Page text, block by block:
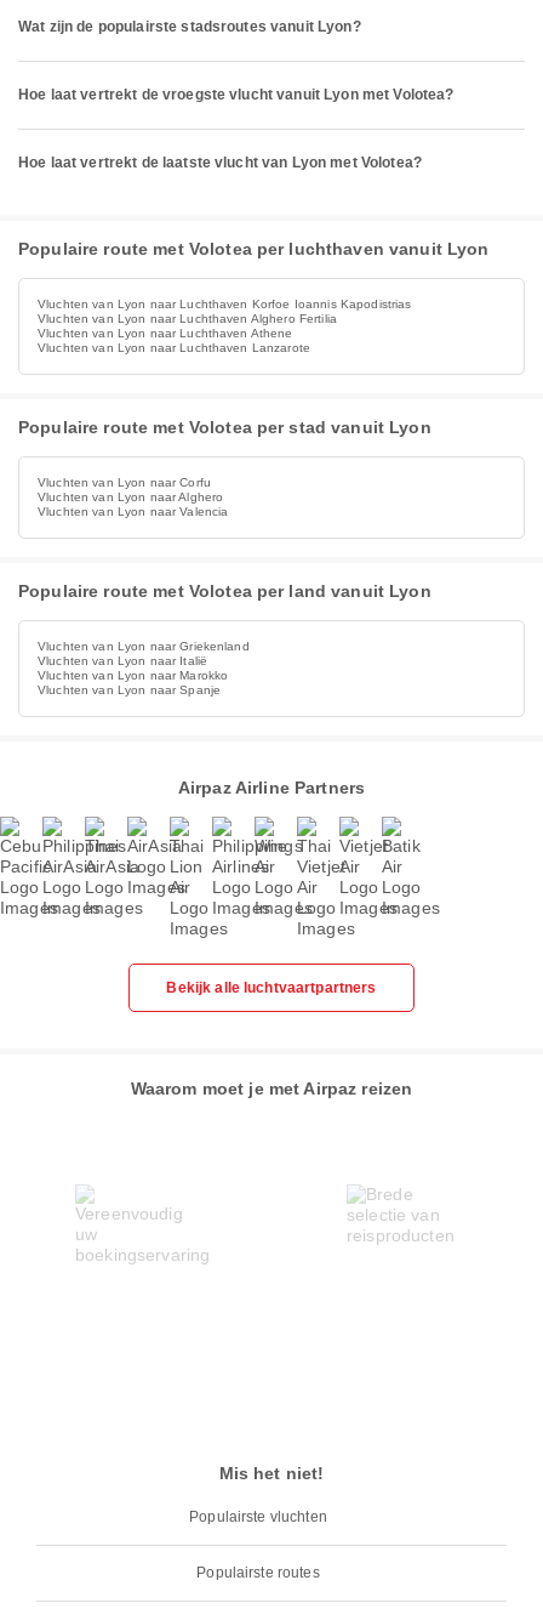
Wat zijn de populairste stadsroutes vanuit Lyon?
Hoe laat vertrekt de vroegste vlucht vanuit Lyon met Volotea?
Hoe laat vertrekt de laatste vlucht van Lyon met Volotea?
Populaire route met Volotea per luchthaven vanuit Lyon
Vluchten van Lyon naar Luchthaven Korfoe Ioannis Kapodistrias
Vluchten van Lyon naar Luchthaven Alghero Fertilia
Vluchten van Lyon naar Luchthaven Athene
Vluchten van Lyon naar Luchthaven Lanzarote
Populaire route met Volotea per stad vanuit Lyon
Vluchten van Lyon naar Corfu
Vluchten van Lyon naar Alghero
Vluchten van Lyon naar Valencia
Populaire route met Volotea per land vanuit Lyon
Vluchten van Lyon naar Griekenland
Vluchten van Lyon naar Italië
Vluchten van Lyon naar Marokko
Vluchten van Lyon naar Spanje
Airpaz Airline Partners
Bekijk alle luchtvaartpartners
Waarom moet je met Airpaz reizen
Mis het niet!
Populairste vluchten
Populairste routes